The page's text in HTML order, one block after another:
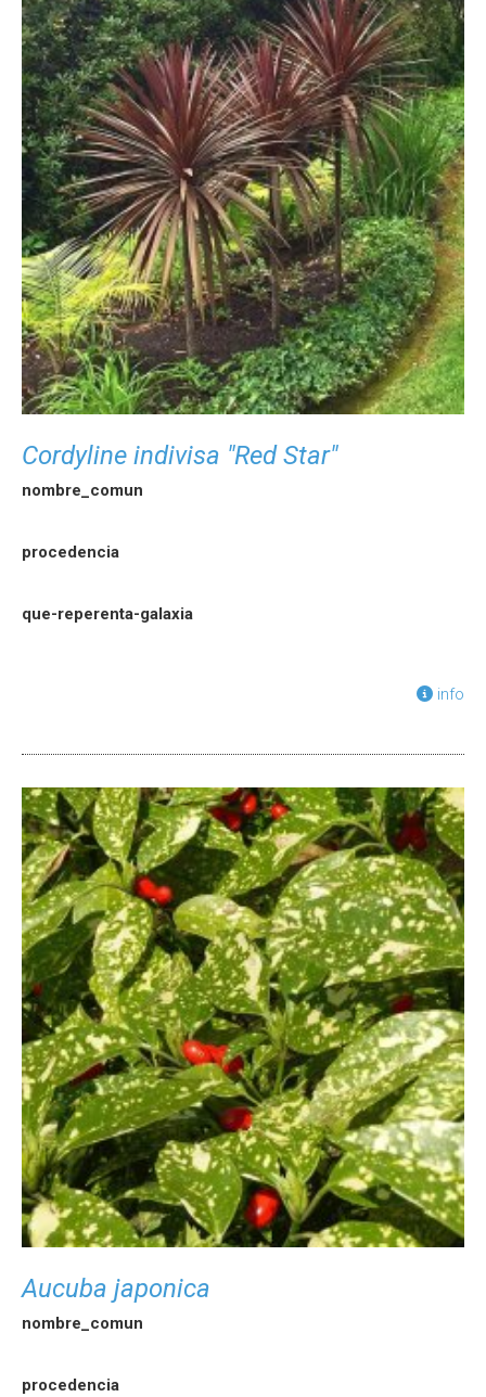
Cordyline indivisa "Red Star"
nombre_comun
procedencia
que-reperenta-galaxia
info
Aucuba japonica
nombre_comun
procedencia